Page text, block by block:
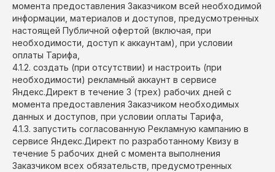
момента предоставления Заказчиком всей необходимой
информации, материалов и доступов, предусмотренных
настоящей Публичной офертой (включая, при
необходимости, доступ к аккаунтам), при условии
оплаты Тарифа,
4.1.2. создать (при отсутствии) и настроить (при
необходимости) рекламный аккаунт в сервисе
Яндекс.Директ в течение 3 (трех) рабочих дней с
момента предоставления Заказчиком необходимых
данных и доступов, при условии оплаты Тарифа,
4.1.3. запустить согласованную Рекламную кампанию в
сервисе Яндекс.Директ по разработанному Квизу в
течение 5 рабочих дней с момента выполнения
Заказчиком всех обязательств, предусмотренных